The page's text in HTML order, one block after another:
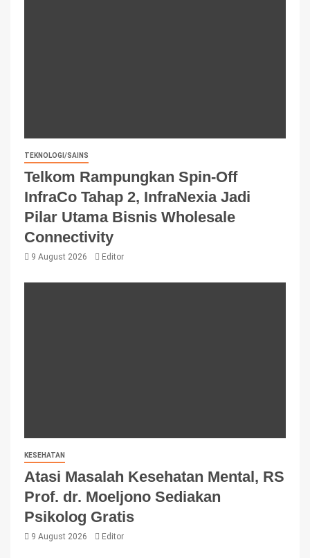
TEKNOLOGI/SAINS
Telkom Rampungkan Spin-Off
InfraCo Tahap 2, InfraNexia Jadi
Pilar Utama Bisnis Wholesale
Connectivity
9 August 2026 Editor
KESEHATAN
Atasi Masalah Kesehatan Mental, RS
Prof. dr. Moeljono Sediakan
Psikolog Gratis
9 August 2026 Editor